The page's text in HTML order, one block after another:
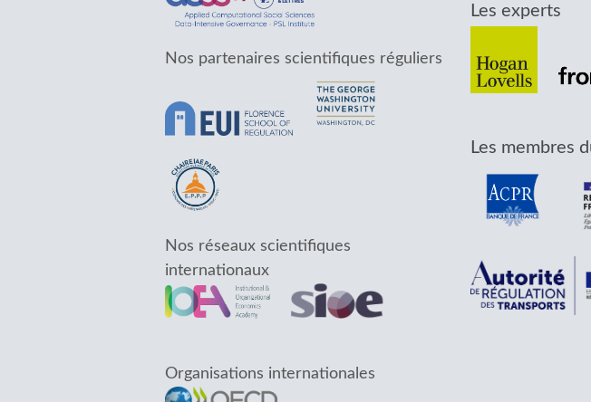
Nos partenaires scientifiques réguliers
Nos réseaux scientifiques
internationaux
Organisations internationales
Les experts
Les membres